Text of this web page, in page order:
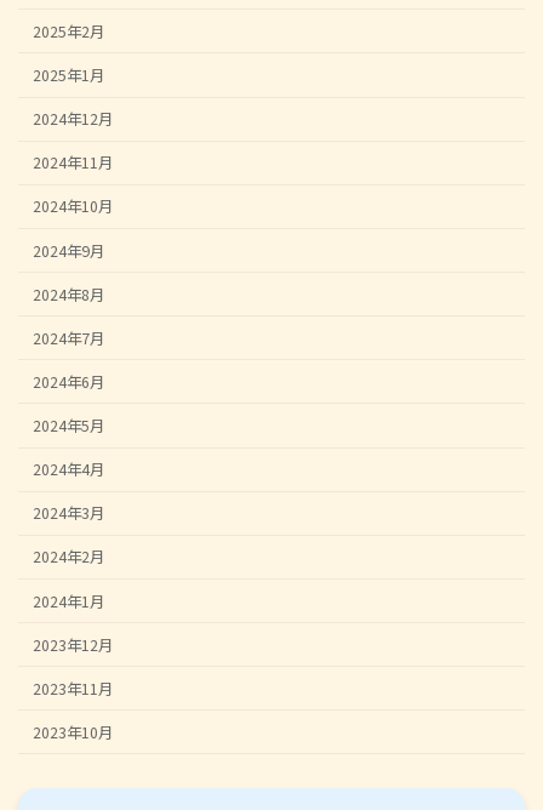
2025年2月
2025年1月
2024年12月
2024年11月
2024年10月
2024年9月
2024年8月
2024年7月
2024年6月
2024年5月
2024年4月
2024年3月
2024年2月
2024年1月
2023年12月
2023年11月
2023年10月